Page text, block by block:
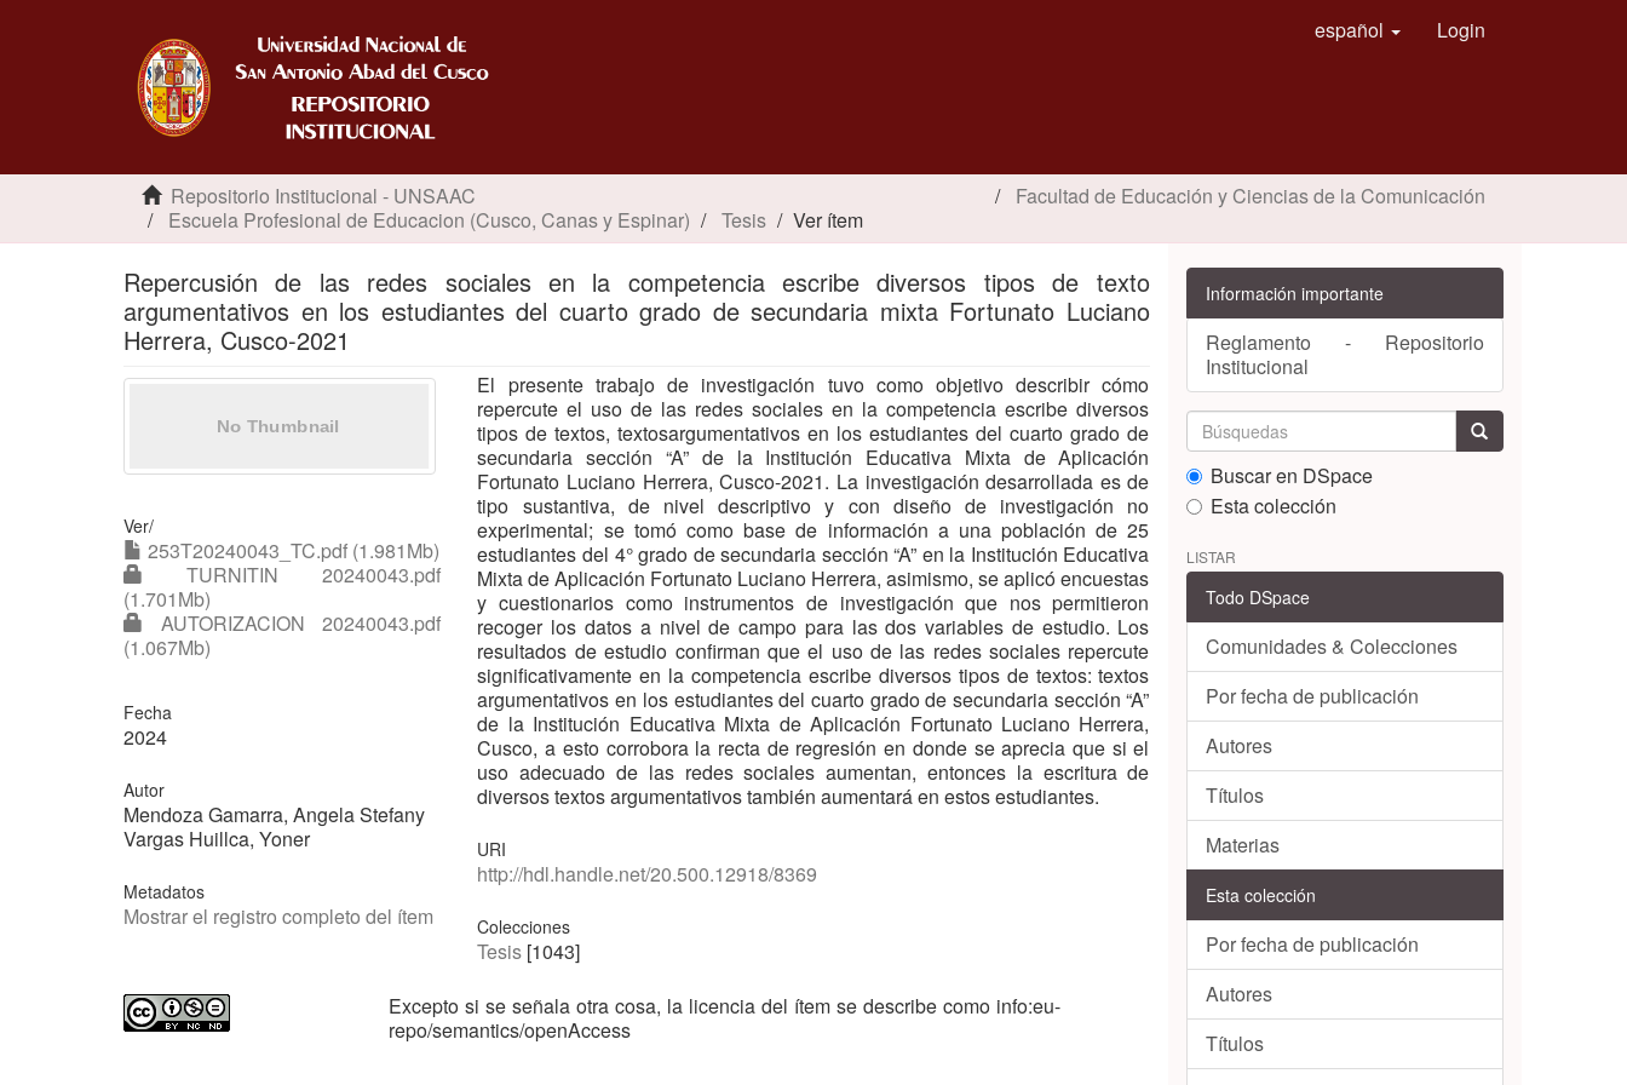
español Login
Repositorio Institucional - UNSAAC
Facultad de Educación y Ciencias de la Comunicación
Escuela Profesional de Educacion (Cusco, Canas y Espinar)
Tesis Ver ítem
Repercusión de las redes sociales en la competencia escribe diversos tipos de texto
argumentativos en los estudiantes del cuarto grado de secundaria mixta Fortunato Luciano
Herrera, Cusco-2021
Ver/
253T20240043_TC.pdf (1.981Mb)
TURNITIN 20240043.pdf
(1.701Mb)
AUTORIZACION 20240043.pdf
(1.067Mb)
Fecha
2024
Autor
Mendoza Gamarra, Angela Stefany
Vargas Huillca, Yoner
Metadatos
Mostrar el registro completo del ítem
El presente trabajo de investigación tuvo como objetivo describir cómo
repercute el uso de las redes sociales en la competencia escribe diversos
tipos de textos, textosargumentativos en los estudiantes del cuarto grado de
secundaria sección “A” de la Institución Educativa Mixta de Aplicación
Fortunato Luciano Herrera, Cusco-2021. La investigación desarrollada es de
tipo sustantiva, de nivel descriptivo y con diseño de investigación no
experimental; se tomó como base de información a una población de 25
estudiantes del 4° grado de secundaria sección “A” en la Institución Educativa
Mixta de Aplicación Fortunato Luciano Herrera, asimismo, se aplicó encuestas
y cuestionarios como instrumentos de investigación que nos permitieron
recoger los datos a nivel de campo para las dos variables de estudio. Los
resultados de estudio confirman que el uso de las redes sociales repercute
significativamente en la competencia escribe diversos tipos de textos: textos
argumentativos en los estudiantes del cuarto grado de secundaria sección “A”
de la Institución Educativa Mixta de Aplicación Fortunato Luciano Herrera,
Cusco, a esto corrobora la recta de regresión en donde se aprecia que si el
uso adecuado de las redes sociales aumentan, entonces la escritura de
diversos textos argumentativos también aumentará en estos estudiantes.
URI
http://hdl.handle.net/20.500.12918/8369
Colecciones
Tesis [1043]
Excepto si se señala otra cosa, la licencia del ítem se describe como info:eu-
repo/semantics/openAccess
Información importante
Reglamento - Repositorio
Institucional
Buscar en DSpace
Esta colección
LISTAR
Todo DSpace
Comunidades & Colecciones
Por fecha de publicación
Autores
Títulos
Materias
Esta colección
Por fecha de publicación
Autores
Títulos